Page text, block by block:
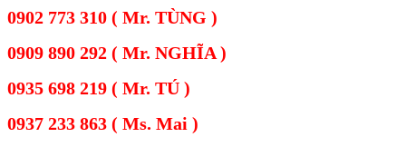
0902 773 310 ( Mr. TÙNG )
0909 890 292 ( Mr. NGHĨA )
0935 698 219 ( Mr. TÚ )
0937 233 863 ( Ms. Mai )